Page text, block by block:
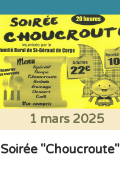
1 mars 2025
Soirée "Choucroute"